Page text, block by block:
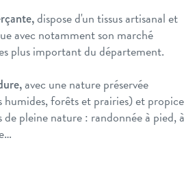
dispose d'un tissus artisanal et
avec notamment son marché
plus important du département.
avec une nature préservée
humides, forêts et prairies) et propice
pleine nature : randonnée à pied, à